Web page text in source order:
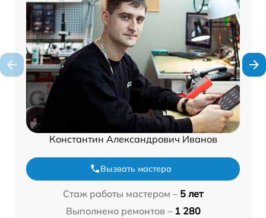
Константин Александрович Иванов
Вызвать мастера
Стаж работы мастером – 5 лет
Выполнено ремонтов – 1 280